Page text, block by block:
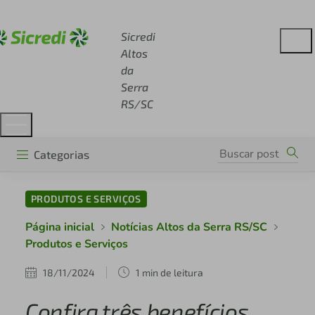
Sicredi
Altos
da
Serra
RS/SC
Categorias
PRODUTOS E SERVIÇOS
Página inicial
Notícias Altos da Serra RS/SC
Produtos e Serviços
18/11/2024 1 min de leitura